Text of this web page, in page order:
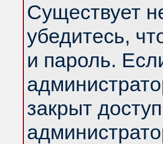
Существует
убедитесь,
и пароль.
закрыт